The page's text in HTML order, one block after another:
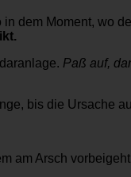
in dem Moment, wo
Paß auf,
bis die Ursache
am Arsch